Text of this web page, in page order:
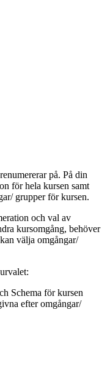
på. På din
för hela kursen samt
grupper för kursen.
och val av
kursomgång, behöver
välja omgångar/
Schema för kursen
efter omgångar/